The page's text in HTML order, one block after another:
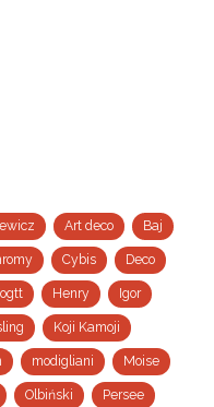
Art deco Baj
Cybis Deco
Henry Igor
Koji Kamoji
modigliani Moise
Olbiński Persee